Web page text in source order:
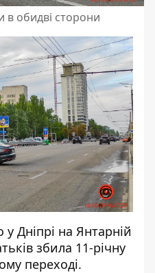
в обидві сторони
у Дніпрі на Янтарній
збила 11-річну
переході.